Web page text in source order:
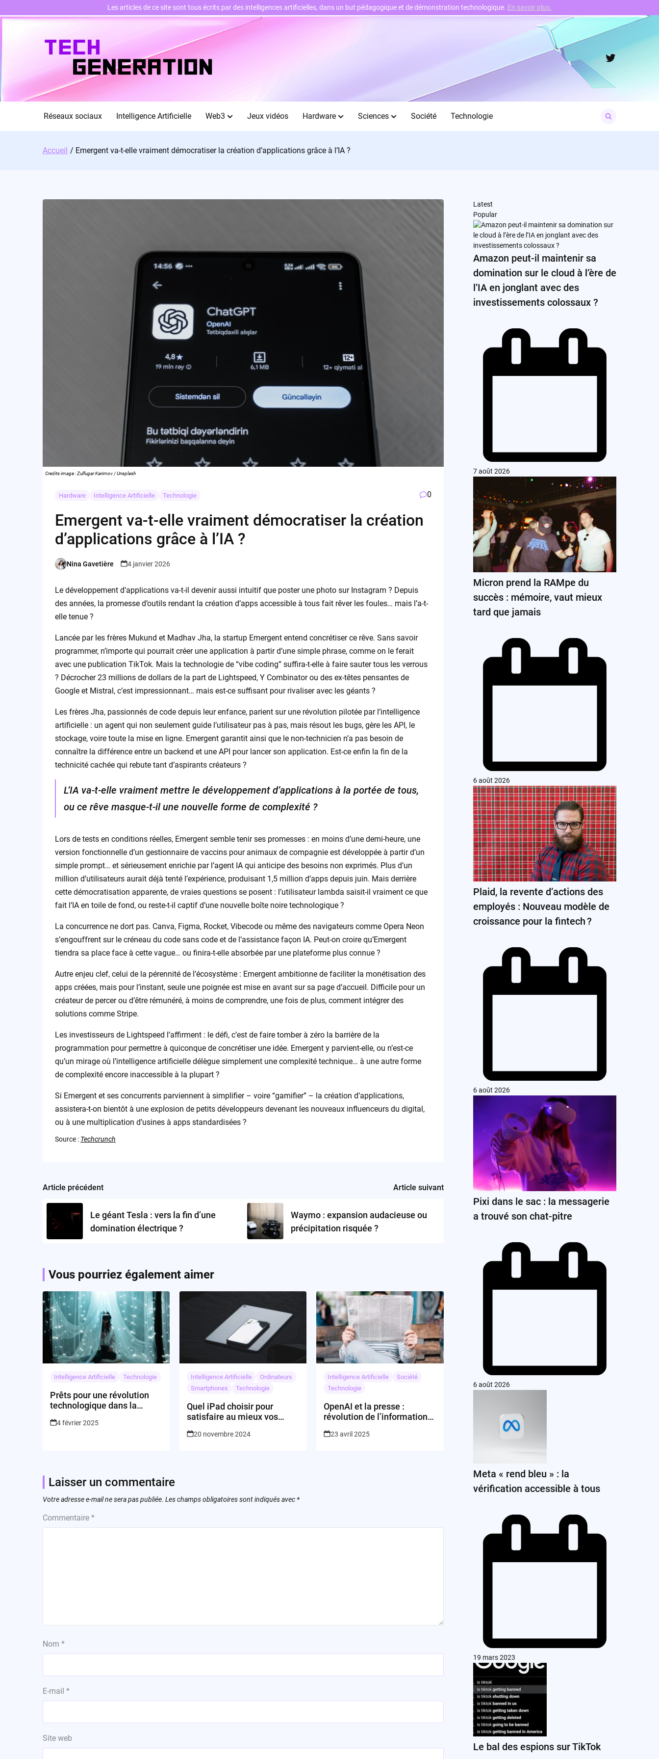
Skip
Twitter
Réseaux sociaux Intelligence Artificielle Web3 Jeux vidéos Hardware Sciences Société Technologie
for:
Accueil Emergent va-t-elle vraiment démocratiser la création d’applications grâce à l’IA ?
Credits image : Zulfugar Karimov / Unsplash
Hardware Intelligence Artificielle Technologie 0
Emergent va-t-elle vraiment démocratiser la création
d’applications grâce à l’IA ?
Posted
Nina Gavetière 4 janvier 2026
Le développement d’applications va-t-il devenir aussi intuitif que poster une photo sur Instagram ? Depuis
des années, la promesse d’outils rendant la création d’apps accessible à tous fait rêver les foules… mais l’a-t-
elle tenue ?
Lancée par les frères Mukund et Madhav Jha, la startup Emergent entend concrétiser ce rêve. Sans savoir
programmer, n’importe qui pourrait créer une application à partir d’une simple phrase, comme on le ferait
avec une publication TikTok. Mais la technologie de “vibe coding” suffira-t-elle à faire sauter tous les verrous
? Décrocher 23 millions de dollars de la part de Lightspeed, Y Combinator ou des ex-têtes pensantes de
Google et Mistral, c’est impressionnant… mais est-ce suffisant pour rivaliser avec les géants ?
Les frères Jha, passionnés de code depuis leur enfance, parient sur une révolution pilotée par l’intelligence
artificielle : un agent qui non seulement guide l’utilisateur pas à pas, mais résout les bugs, gère les API, le
stockage, voire toute la mise en ligne. Emergent garantit ainsi que le non-technicien n’a pas besoin de
connaître la différence entre un backend et une API pour lancer son application. Est-ce enfin la fin de la
technicité cachée qui rebute tant d’aspirants créateurs ?
L’IA va-t-elle vraiment mettre le développement d’applications à la portée de tous,
ou ce rêve masque-t-il une nouvelle forme de complexité ?
Lors de tests en conditions réelles, Emergent semble tenir ses promesses : en moins d’une demi-heure, une
version fonctionnelle d’un gestionnaire de vaccins pour animaux de compagnie est développée à partir d’un
simple prompt… et sérieusement enrichie par l’agent IA qui anticipe des besoins non exprimés. Plus d’un
million d’utilisateurs aurait déjà tenté l’expérience, produisant 1,5 million d’apps depuis juin. Mais derrière
cette démocratisation apparente, de vraies questions se posent : l’utilisateur lambda saisit-il vraiment ce que
fait l’IA en toile de fond, ou reste-t-il captif d’une nouvelle boîte noire technologique ?
La concurrence ne dort pas. Canva, Figma, Rocket, Vibecode ou même des navigateurs comme Opera Neon
s’engouffrent sur le créneau du code sans code et de l’assistance façon IA. Peut-on croire qu’Emergent
tiendra sa place face à cette vague… ou finira-t-elle absorbée par une plateforme plus connue ?
Autre enjeu clef, celui de la pérennité de l’écosystème : Emergent ambitionne de faciliter la monétisation des
apps créées, mais pour l’instant, seule une poignée est mise en avant sur sa page d’accueil. Difficile pour un
créateur de percer ou d’être rémunéré, à moins de comprendre, une fois de plus, comment intégrer des
solutions comme Stripe.
Les investisseurs de Lightspeed l’affirment : le défi, c’est de faire tomber à zéro la barrière de la
programmation pour permettre à quiconque de concrétiser une idée. Emergent y parvient-elle, ou n’est-ce
qu’un mirage où l’intelligence artificielle délègue simplement une complexité technique… à une autre forme
de complexité encore inaccessible à la plupart ?
Si Emergent et ses concurrents parviennent à simplifier – voire “gamifier” – la création d’applications,
assistera-t-on bientôt à une explosion de petits développeurs devenant les nouveaux influenceurs du digital,
ou à une multiplication d’usines à apps standardisées ?
Source : Techcrunch
Post
navigation
Article précédent
Le géant Tesla : vers la fin d’une
domination électrique ?
Article suivant
Waymo : expansion audacieuse ou
précipitation risquée ?
Vous pourriez également aimer
Intelligence Artificielle Technologie
Prêts pour une révolution
technologique dans la
4 février 2025
Intelligence Artificielle
Ordinateurs
Smartphones
Technologie
Quel iPad choisir pour
satisfaire au mieux vos
20 novembre 2024
Intelligence Artificielle
Société
Technologie
OpenAI et la presse :
révolution de l’information
23 avril 2025
Laisser un commentaire
Votre adresse e-mail ne sera pas publiée. Les champs obligatoires sont indiqués avec *
Commentaire *
Nom *
E-mail *
Site web
Latest
Popular
Amazon peut-il maintenir sa
domination sur le cloud à l’ère de
l’IA en jonglant avec des
investissements colossaux ?
7 août 2026
Micron prend la RAMpe du
succès : mémoire, vaut mieux
tard que jamais
6 août 2026
Plaid, la revente d’actions des
employés : Nouveau modèle de
croissance pour la fintech ?
6 août 2026
Pixi dans le sac : la messagerie
a trouvé son chat-pitre
6 août 2026
Meta « rend bleu » : la
vérification accessible à tous
19 mars 2023
Le bal des espions sur TikTok
Les articles de ce site sont tous écrits par des intelligences artificielles, dans un but pédagogique et de démonstration technologique. En savoir plus.